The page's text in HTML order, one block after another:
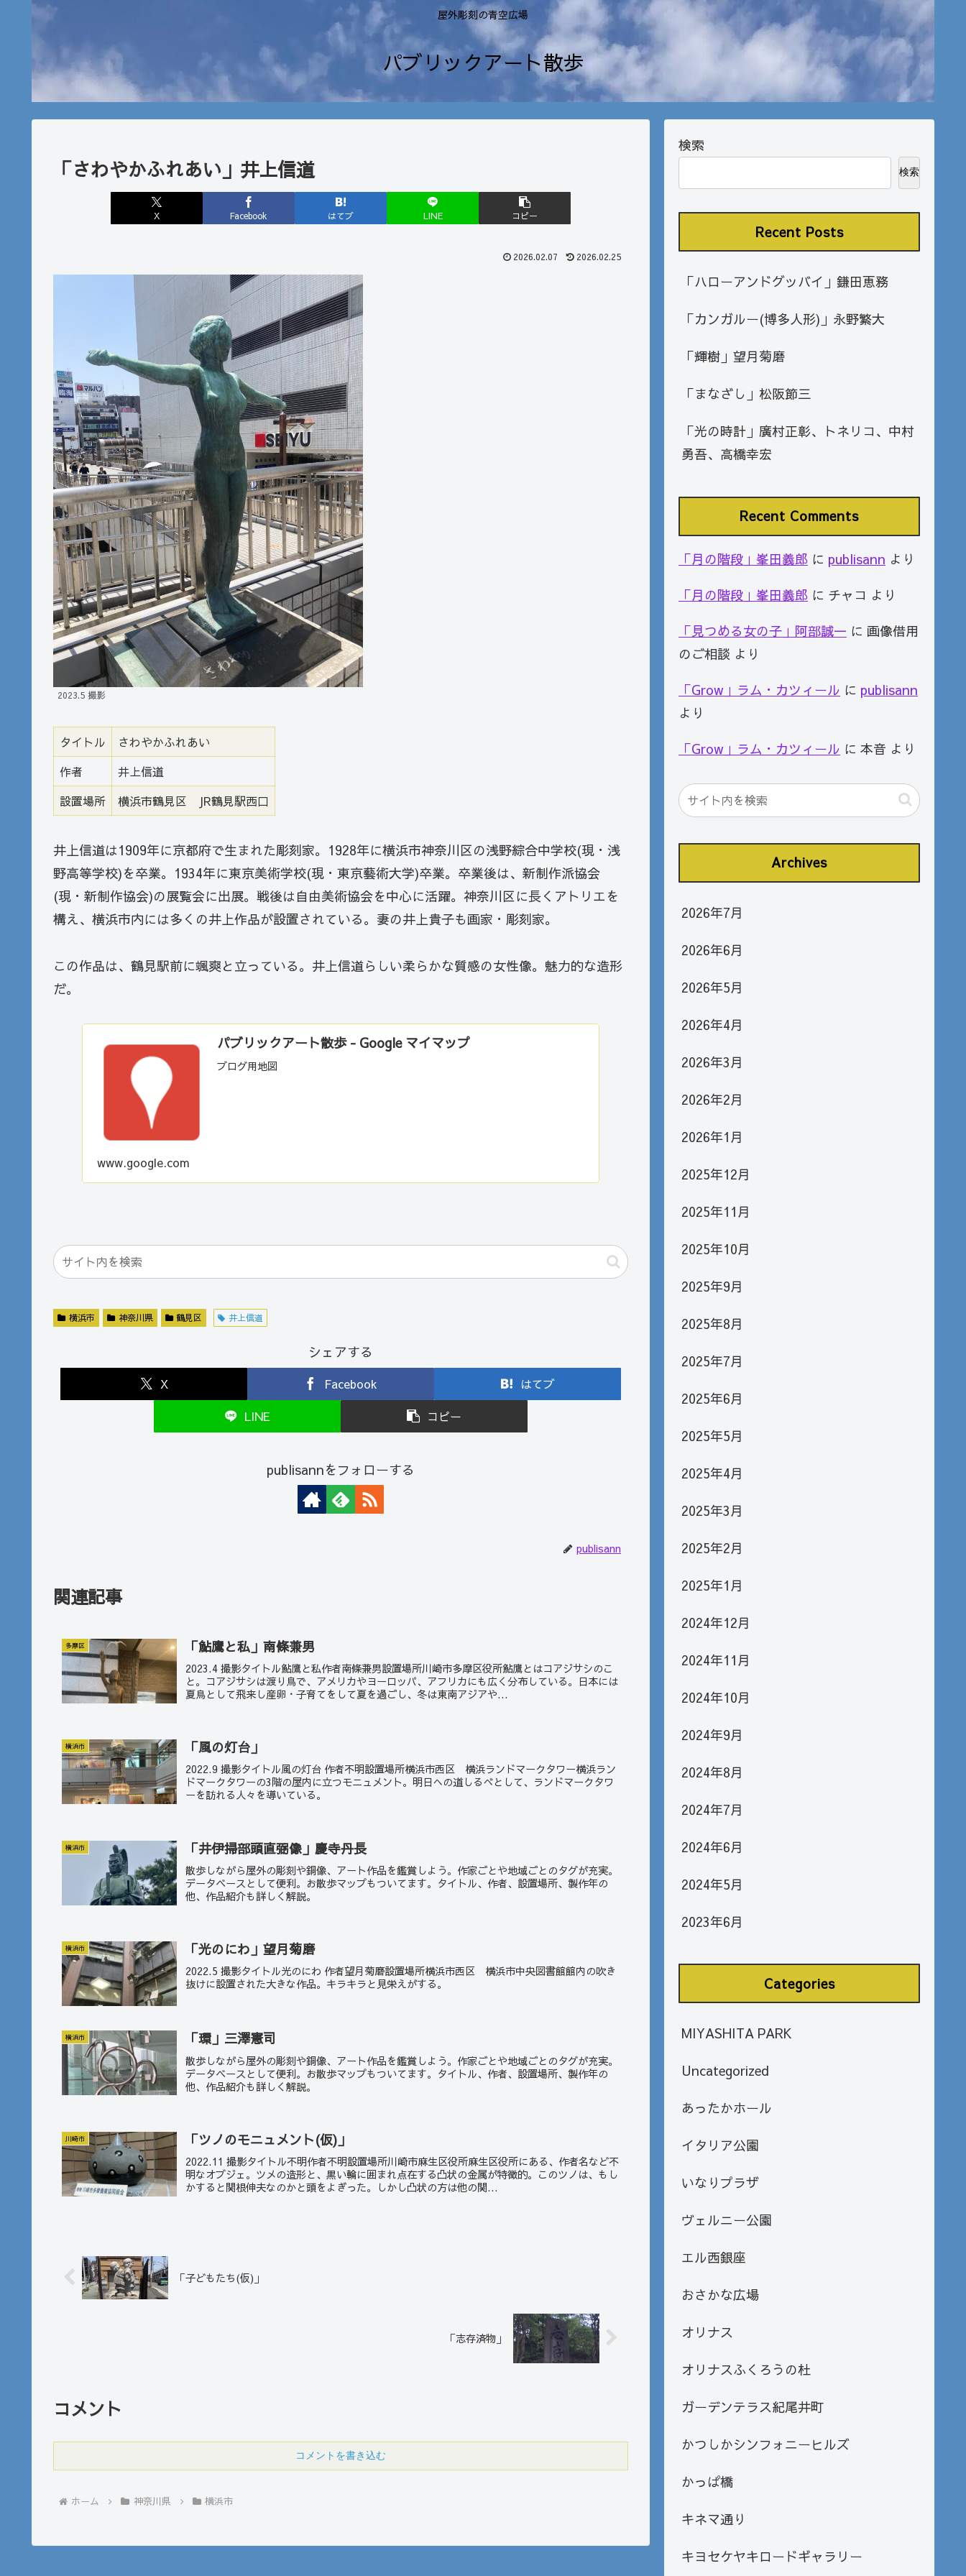
屋外彫刻の青空広場
パブリックアート散歩
「さわやかふれあい」井上信道
X Facebook はてブ LINE コピー
2026.02.07 2026.02.25
2023.5 撮影
タイトル
さわやかふれあい
作者
井上信道
設置場所
横浜市鶴見区 JR鶴見駅西口
井上信道は1909年に京都府で生まれた彫刻家。1928年に横浜市神奈川区の浅野綜合中学校(現・浅
野高等学校)を卒業。1934年に東京美術学校(現・東京藝術大学)卒業。卒業後は、新制作派協会
(現・新制作協会)の展覧会に出展。戦後は自由美術協会を中心に活躍。神奈川区に長くアトリエを
構え、横浜市内には多くの井上作品が設置されている。妻の井上貴子も画家・彫刻家。
この作品は、鶴見駅前に颯爽と立っている。井上信道らしい柔らかな質感の女性像。魅力的な造形
だ。
パブリックアート散歩 - Google マイマップ
ブログ用地図
www.google.com
横浜市 神奈川県 鶴見区 井上信道
シェアする
X Facebook はてブ
LINE コピー
publisannをフォローする
publisann
関連記事
多摩区 「鮎鷹と私」南條兼男
2023.4 撮影タイトル鮎鷹と私作者南條兼男設置場所川崎市多摩区役所鮎鷹とはコアジサシのこ
と。コアジサシは渡り鳥で、アメリカやヨーロッパ、アフリカにも広く分布している。日本には
夏鳥として飛来し産卵・子育てをして夏を過ごし、冬は東南アジアや...
横浜市 「風の灯台」
2022.9 撮影タイトル風の灯台 作者不明設置場所横浜市西区 横浜ランドマークタワー横浜ラン
ドマークタワーの3階の屋内に立つモニュメント。明日への道しるべとして、ランドマークタワ
ーを訪れる人々を導いている。
横浜市 「井伊掃部頭直弼像」慶寺丹長
散歩しながら屋外の彫刻や銅像、アート作品を鑑賞しよう。作家ごとや地域ごとのタグが充実。
データベースとして便利。お散歩マップもついてます。タイトル、作者、設置場所、製作年の
他、作品紹介も詳しく解説。
横浜市 「光のにわ」望月菊磨
2022.5 撮影タイトル光のにわ 作者望月菊磨設置場所横浜市西区 横浜市中央図書館館内の吹き
抜けに設置された大きな作品。キラキラと見栄えがする。
横浜市 「環」三澤憲司
散歩しながら屋外の彫刻や銅像、アート作品を鑑賞しよう。作家ごとや地域ごとのタグが充実。
データベースとして便利。お散歩マップもついてます。タイトル、作者、設置場所、製作年の
他、作品紹介も詳しく解説。
川崎市 「ツノのモニュメント(仮)」
2022.11 撮影タイトル不明作者不明設置場所川崎市麻生区役所麻生区役所にある、作者名など不
明なオブジェ。ツメの造形と、黒い輪に囲まれ点在する凸状の金属が特徴的。このツノは、もし
かすると関根伸夫なのかと頭をよぎった。しかし凸状の方は他の関...
「子どもたち(仮)」
「志存済物」
コメント
コメントを書き込む
ホーム 神奈川県 横浜市
検索
検索
Recent Posts
「ハローアンドグッバイ」鎌田恵務
「カンガルー(博多人形)」永野繁大
「輝樹」望月菊磨
「まなざし」松阪節三
「光の時計」廣村正彰、トネリコ、中村
勇吾、高橋幸宏
Recent Comments
「月の階段」峯田義郎 に publisann より
「月の階段」峯田義郎 に チャコ より
「見つめる女の子」阿部誠一 に 画像借用
のご相談 より
「Grow」ラム・カツィール に publisann
より
「Grow」ラム・カツィール に 本音 より
Archives
2026年7月
2026年6月
2026年5月
2026年4月
2026年3月
2026年2月
2026年1月
2025年12月
2025年11月
2025年10月
2025年9月
2025年8月
2025年7月
2025年6月
2025年5月
2025年4月
2025年3月
2025年2月
2025年1月
2024年12月
2024年11月
2024年10月
2024年9月
2024年8月
2024年7月
2024年6月
2024年5月
2023年6月
Categories
MIYASHITA PARK
Uncategorized
あったかホール
イタリア公園
いなりプラザ
ヴェルニー公園
エル西銀座
おさかな広場
オリナス
オリナスふくろうの杜
ガーデンテラス紀尾井町
かつしかシンフォニーヒルズ
かっぱ橋
キネマ通り
キヨセケヤキロードギャラリー